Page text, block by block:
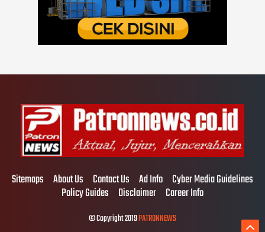
Sitemaps About Us Contact Us Ad Info Cyber Media Guidelines
Policy Guides Disclaimer Career Info
© Copyright 2019PATRONNEWS